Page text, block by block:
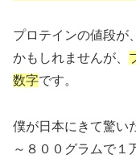
プロテインの値段が
かもしれませんが、
数字です。
僕が日本にきて驚い
～８００グラムで１